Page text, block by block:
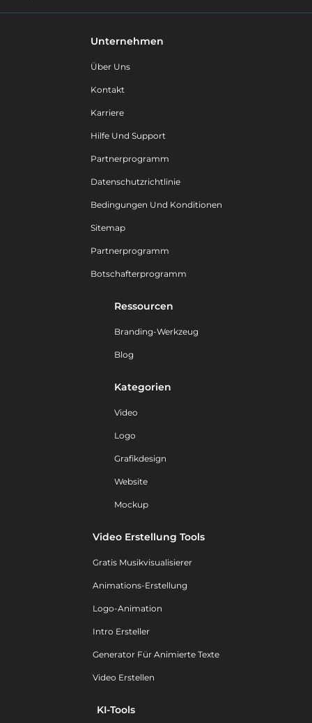
Unternehmen
Über Uns
Kontakt
Karriere
Hilfe Und Support
Partnerprogramm
Datenschutzrichtlinie
Bedingungen Und Konditionen
Sitemap
Partnerprogramm
Botschafterprogramm
Ressourcen
Branding-Werkzeug
Blog
Kategorien
Video
Logo
Grafikdesign
Website
Mockup
Video Erstellung Tools
Gratis Musikvisualisierer
Animations-Erstellung
Logo-Animation
Intro Ersteller
Generator Für Animierte Texte
Video Erstellen
KI-Tools